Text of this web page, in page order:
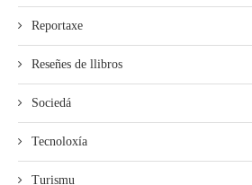
Reportaxe
Reseñes de llibros
Sociedá
Tecnoloxía
Turismu